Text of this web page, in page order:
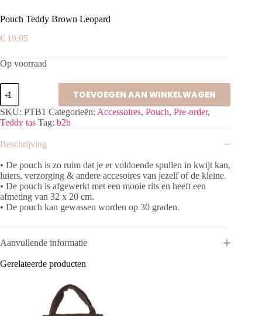
Pouch Teddy Brown Leopard
€ 19,95
Op voorraad
Pouch
Teddy
Brown
Leopard
aantal
TOEVOEGEN AAN WINKELWAGEN
SKU: PTB1 Categorieën: Accessoires, Pouch, Pre-order,
Teddy tas Tag: b2b
Beschrijving
• De pouch is zo ruim dat je er voldoende spullen in kwijt kan,
luiers, verzorging & andere accesoires van jezelf of de kleine.
• De pouch is afgewerkt met een mooie rits en heeft een
afmeting van 32 x 20 cm.
• De pouch kan gewassen worden op 30 graden.
Aanvullende informatie
Gerelateerde producten